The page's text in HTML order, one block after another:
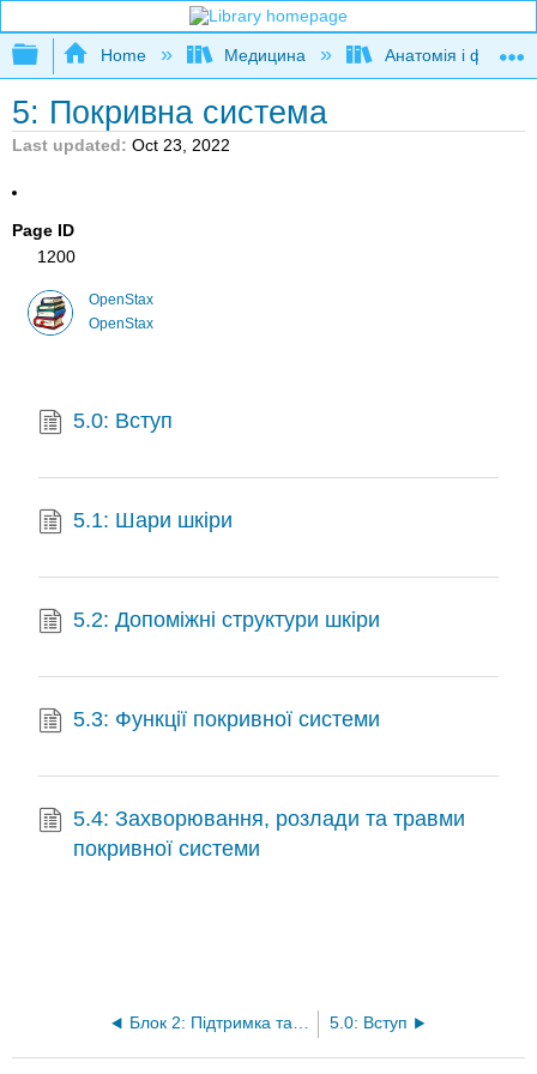
Expand/collapse global hierarchy
Home Медицина Анатомія і
5: Покривна система
Last updated Oct 23, 2022
Page ID
1200
OpenStax
OpenStax
5.0: Вступ
5.1: Шари шкіри
5.2: Допоміжні структури шкіри
5.3: Функції покривної системи
5.4: Захворювання, розлади та травми
покривної системи
5.0: Вступ